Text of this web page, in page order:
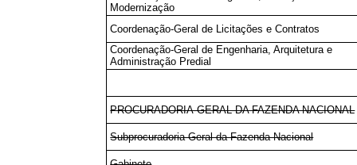
Modernização
Coordenação-Geral de Licitações e Contratos
Coordenação-Geral de Engenharia, Arquitetura e
Administração Predial
PROCURADORIA-GERAL DA FAZENDA NACIONAL
Subprocuradoria-Geral da Fazenda Nacional